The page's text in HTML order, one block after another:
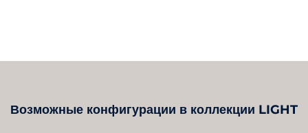
Возможные конфигурации в коллекции LIGHT